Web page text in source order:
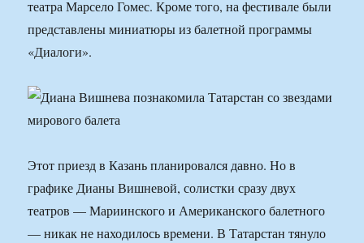
театра Марсело Гомес. Кроме того, на фестивале были
представлены миниатюры из балетной программы
«Диалоги».
Этот приезд в Казань планировался давно. Но в
графике Дианы Вишневой, солистки сразу двух
театров — Мариинского и Американского балетного
— никак не находилось времени. В Татарстан тянуло